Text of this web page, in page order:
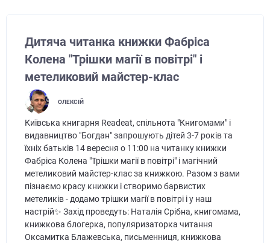
Дитяча читанка книжки Фабріса
Колена "Трішки магії в повітрі" і
метеликовий майстер-клас
ОЛЕКСІЙ
Київська книгарня Readeat, спільнота "Книгомами" і
видавництво "Богдан" запрошують дітей 3-7 років та
їхніх батьків 14 вересня о 11:00 на читанку книжки
Фабріса Колена "Трішки магії в повітрі" і магічний
метеликовий майстер-клас за книжкою. Разом з вами
пізнаємо красу книжки і створимо барвистих
метеликів - додамо трішки магії в повітрі і у наш
настрій✨ Захід проведуть: Наталія Срібна, книгомама,
книжкова блогерка, популяризаторка читання
Оксамитка Блажевська, письменниця, книжкова